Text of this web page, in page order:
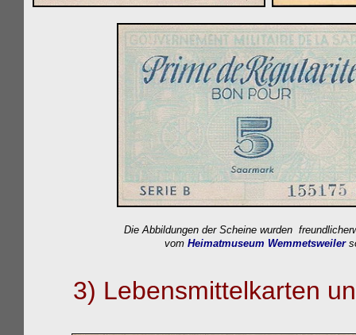
Die Abbildungen der Scheine wurden
vom Heimatmuseum Wemmetsweiler
3) Lebensmittelkarten